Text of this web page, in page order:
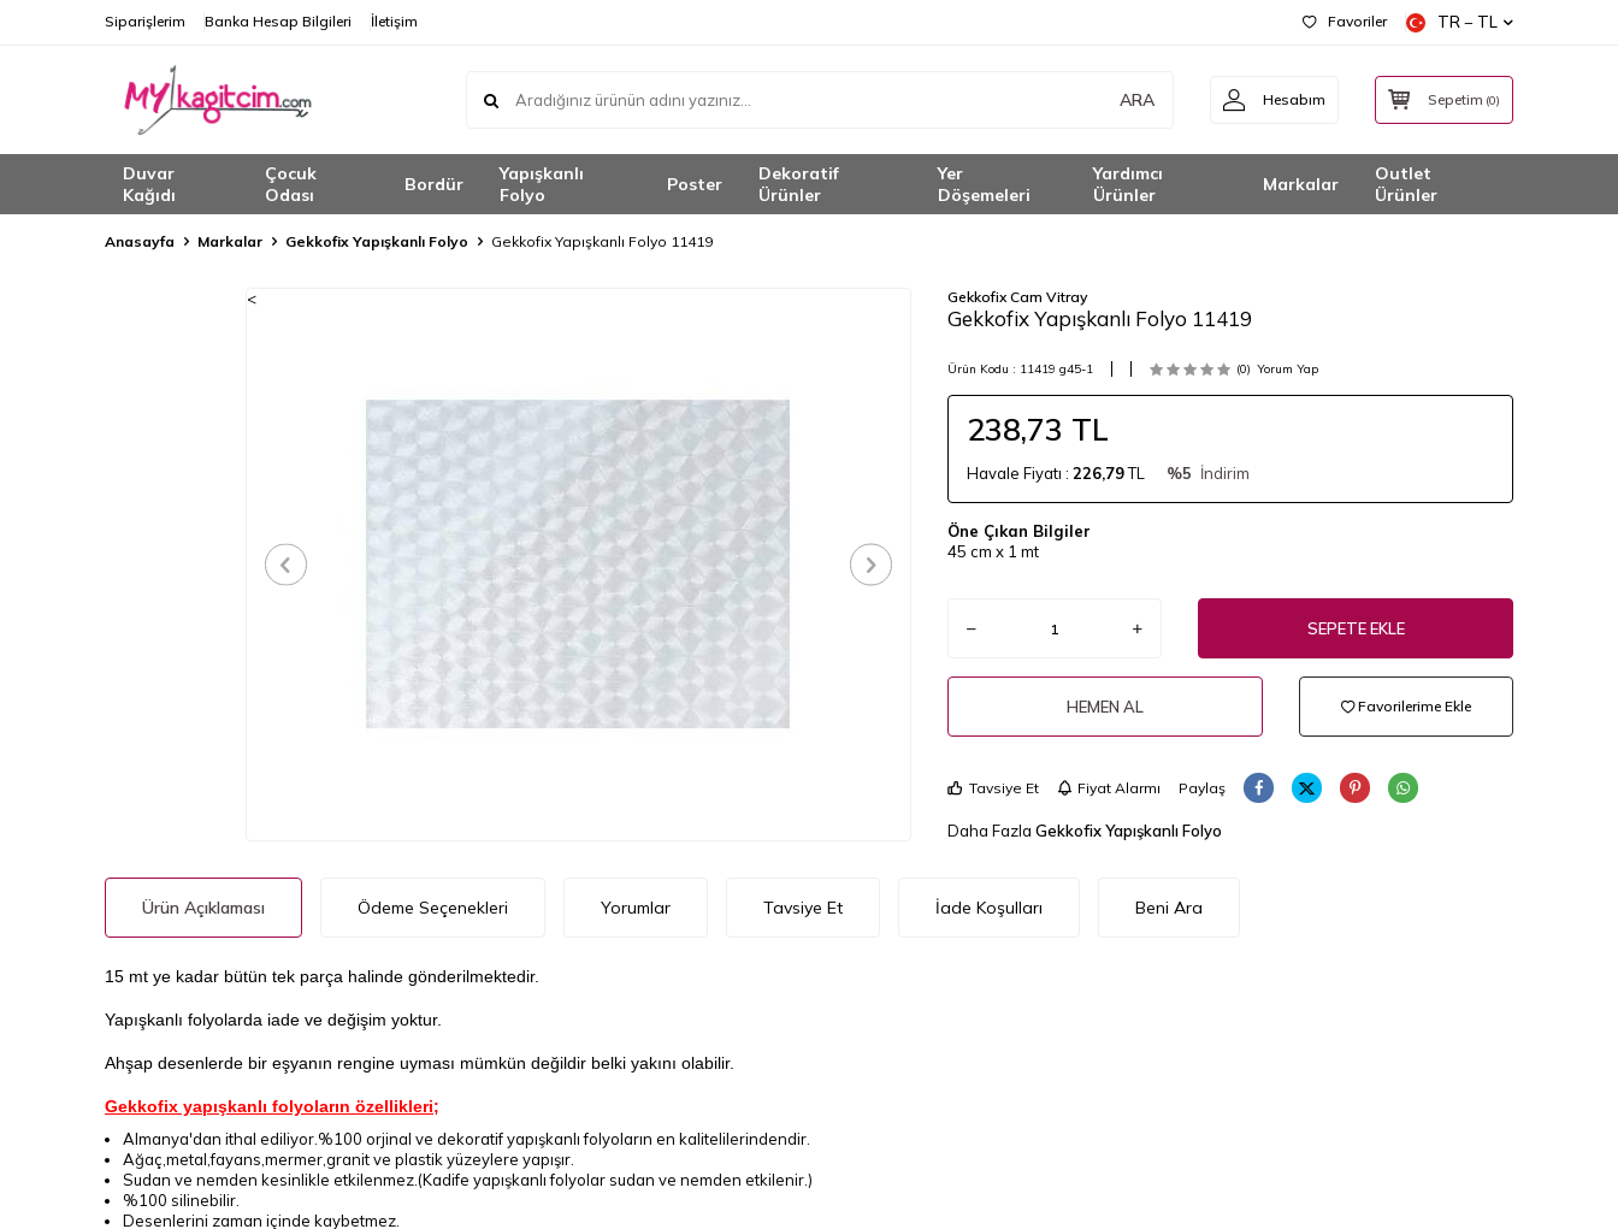
Siparişlerim Banka Hesap Bilgileri İletişim Favoriler TR − TL
ARA Hesabım Sepetim (0)
Duvar
Kağıdı
Çocuk
Odası
Bordür
Yapışkanlı
Folyo
Poster
Dekoratif
Ürünler
Yer
Döşemeleri
Yardımcı
Ürünler
Markalar
Outlet
Ürünler
Anasayfa Markalar Gekkofix Yapışkanlı Folyo Gekkofix Yapışkanlı Folyo 11419
< Gekkofix Cam Vitray
Gekkofix Yapışkanlı Folyo 11419
Ürün Kodu : 11419 g45-1 (0) Yorum Yap
238,73 TL
Havale Fiyatı : 226,79TL %5 İndirim
Öne Çıkan Bilgiler
45 cm x 1 mt
SEPETE EKLE
HEMEN AL Favorilerime Ekle
Tavsiye Et Fiyat Alarmı Paylaş
Daha Fazla Gekkofix Yapışkanlı Folyo
Ürün Açıklaması Ödeme Seçenekleri Yorumlar Tavsiye Et İade Koşulları Beni Ara
15 mt ye kadar bütün tek parça halinde gönderilmektedir.
Yapışkanlı folyolarda iade ve değişim yoktur.
Ahşap desenlerde bir eşyanın rengine uyması mümkün değildir belki yakını olabilir.
Gekkofix yapışkanlı folyoların özellikleri;
Almanya'dan ithal ediliyor.%100 orjinal ve dekoratif yapışkanlı folyoların en kalitelilerindendir.
Ağaç,metal,fayans,mermer,granit ve plastik yüzeylere yapışır.
Sudan ve nemden kesinlikle etkilenmez.(Kadife yapışkanlı folyolar sudan ve nemden etkilenir.)
%100 silinebilir.
Desenlerini zaman içinde kaybetmez.